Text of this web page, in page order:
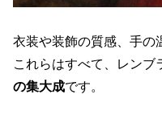
衣装や装飾の質感、手
これらはすべて、レンブ
の集大成です。